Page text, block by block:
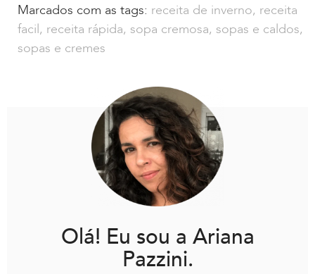
Marcados com as tags: receita de inverno, receita
facil, receita rápida, sopa cremosa, sopas e caldos,
sopas e cremes
Olá! Eu sou a Ariana
Pazzini.